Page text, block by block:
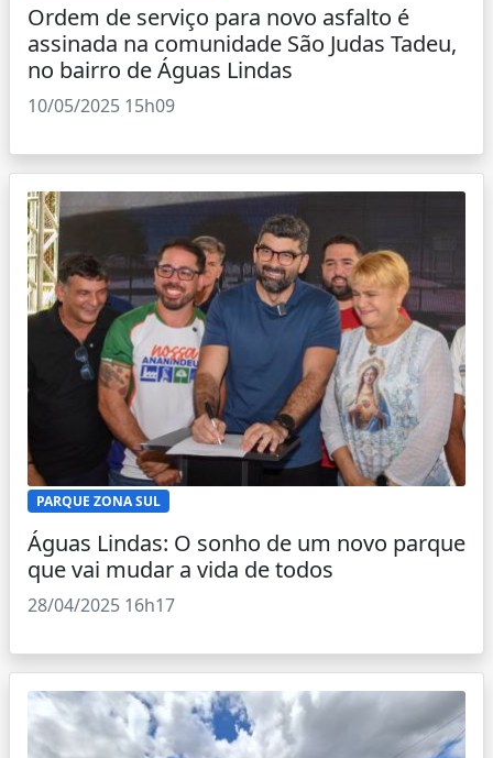
Ordem de serviço para novo asfalto é
assinada na comunidade São Judas Tadeu,
no bairro de Águas Lindas
10/05/2025 15h09
PARQUE ZONA SUL
Águas Lindas: O sonho de um novo parque
que vai mudar a vida de todos
28/04/2025 16h17